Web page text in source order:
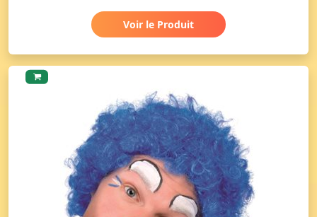
Voir le Produit